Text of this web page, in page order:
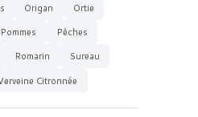
Origan
Ortie
Pommes
Pêches
Romarin
Sureau
Citronnée